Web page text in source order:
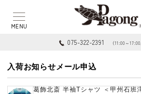
075-322-2391 （11:00～
入荷お知らせメール申込
葛飾北斎 半袖Tシャツ ＜甲州石班